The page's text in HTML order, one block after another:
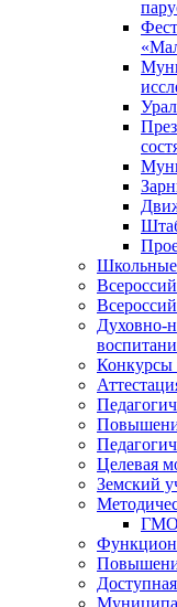
Духовно-
Конкурсы
Целевая
Земский
ГМО